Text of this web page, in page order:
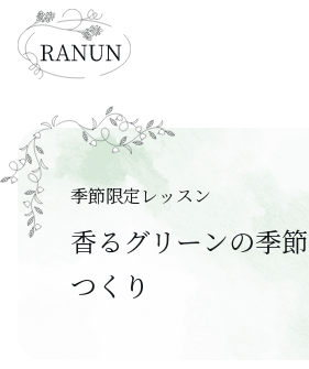
香るグリーンの季
つくり
季節限定レッスン